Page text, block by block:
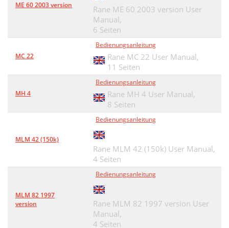
ME 60 2003 version
Rane ME 60 2003 version User
Manual,
6 Seiten
MC 22
Bedienungsanleitung
Rane MC 22 User Manual,
11 Seiten
MH 4
Bedienungsanleitung
Rane MH 4 User Manual,
8 Seiten
MLM 42 (150k)
Bedienungsanleitung
Rane MLM 42 (150k) User Manual,
4 Seiten
MLM 82 1997
version
Bedienungsanleitung
Rane MLM 82 1997 version User
Manual,
4 Seiten